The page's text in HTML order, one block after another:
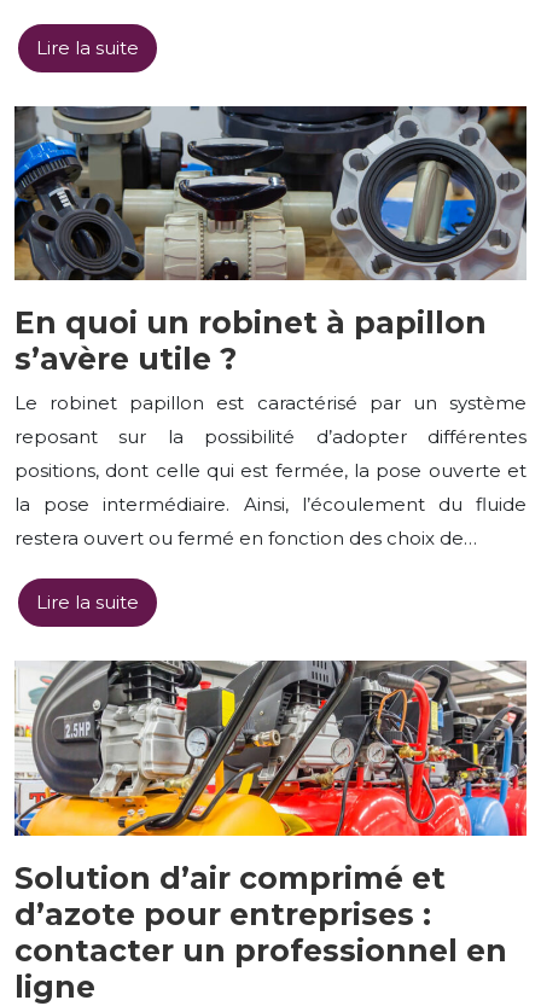
Lire la suite
En quoi un robinet à papillon
s’avère utile ?
Le robinet papillon est caractérisé par un système
reposant sur la possibilité d’adopter différentes
positions, dont celle qui est fermée, la pose ouverte et
la pose intermédiaire. Ainsi, l’écoulement du fluide
restera ouvert ou fermé en fonction des choix de…
Lire la suite
Solution d’air comprimé et
d’azote pour entreprises :
contacter un professionnel en
ligne